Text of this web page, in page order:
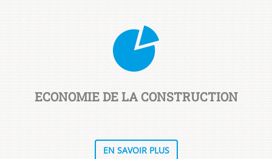
ECONOMIE DE LA CONSTRUCTION
EN SAVOIR PLUS